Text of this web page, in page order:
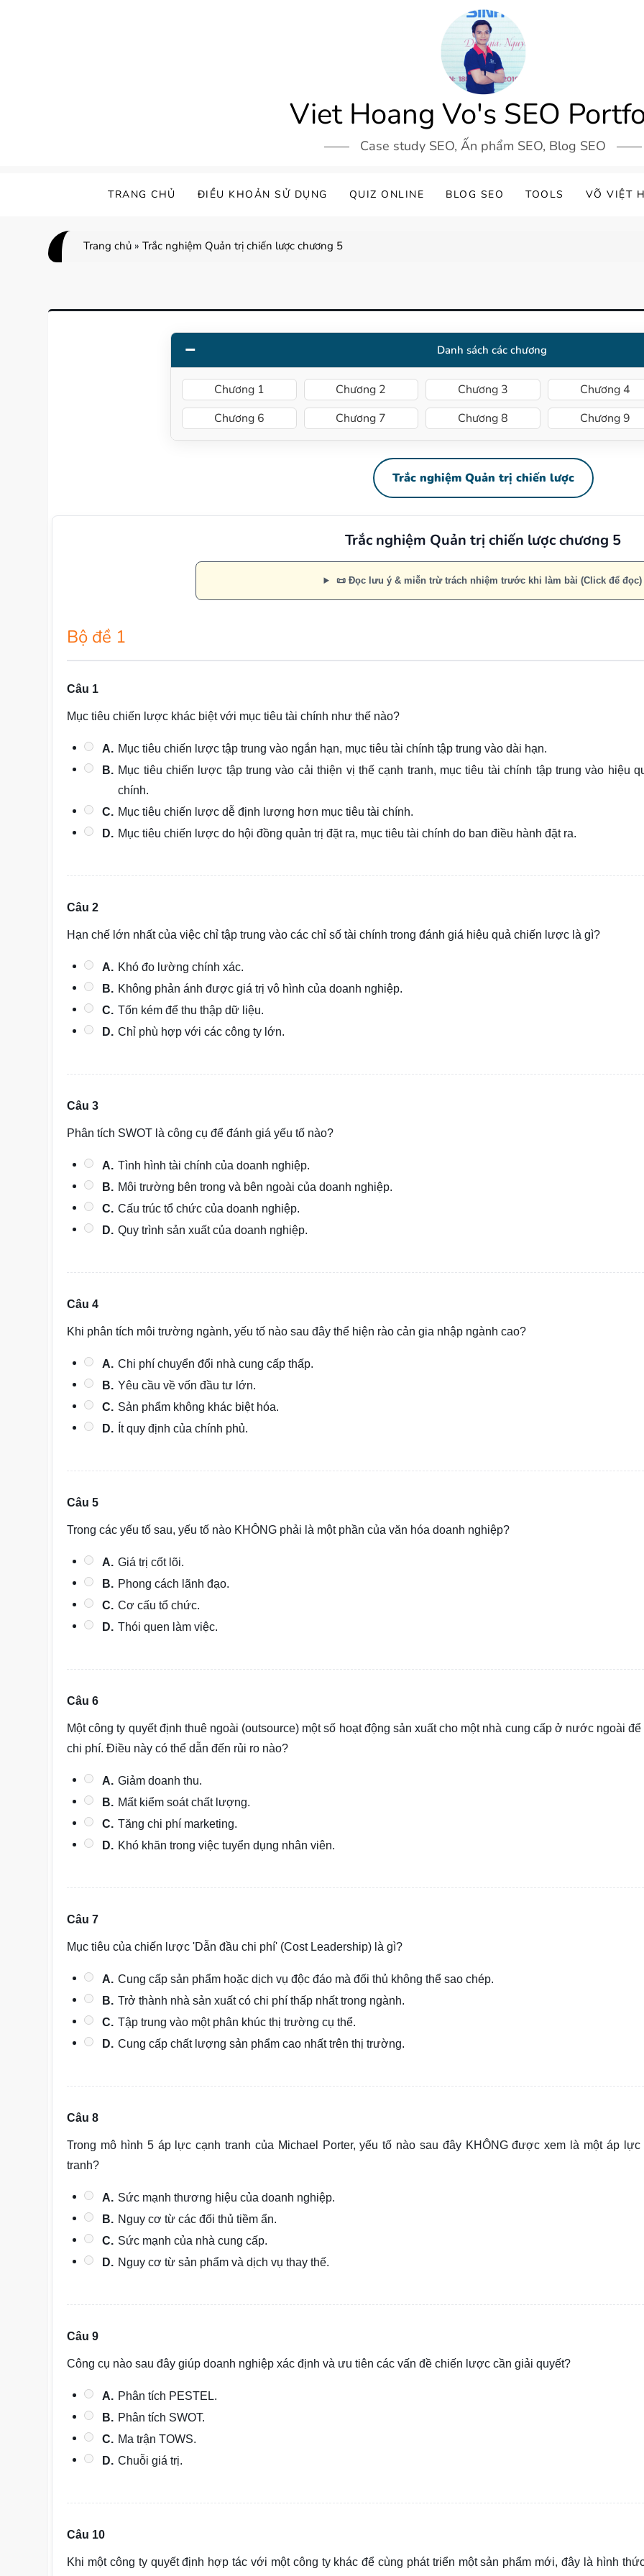
Viet Hoang Vo's SEO
Case study SEO, Ấn phẩm SEO, Blog SEO
TRANG CHỦ ĐIỀU KHOẢN SỬ DỤNG QUIZ ONLINE BLOG SEO TOOLS VÕ VIỆT
Trang chủ »Trắc nghiệm Quản trị chiến lược chương 5
Danh sách các chương
Chương 1 Chương 2 Chương 3
Chương 4
Chương 6
Chương 7 Chương 8 Chương 9
Trắc nghiệm Quản trị chiến lược
Trắc nghiệm Quản trị chiến lược chương 5
📜 Đọc lưu ý & miễn trừ trách nhiệm trước khi làm bài (Click để đọc)
Bộ đề 1
Câu 1
Mục tiêu chiến lược khác biệt với mục tiêu tài chính như thế nào?
A. Mục tiêu chiến lược tập trung vào ngắn hạn, mục tiêu tài chính tập trung vào dài hạn.
B. Mục tiêu chiến lược tập trung vào cải thiện vị thế cạnh tranh, mục tiêu tài chính tập trung vào hiệu
chính.
C. Mục tiêu chiến lược dễ định lượng hơn mục tiêu tài chính.
D. Mục tiêu chiến lược do hội đồng quản trị đặt ra, mục tiêu tài chính do ban điều hành đặt ra.
Câu 2
Hạn chế lớn nhất của việc chỉ tập trung vào các chỉ số tài chính trong đánh giá hiệu quả chiến lược là gì?
A. Khó đo lường chính xác.
B. Không phản ánh được giá trị vô hình của doanh nghiệp.
C. Tốn kém để thu thập dữ liệu.
D. Chỉ phù hợp với các công ty lớn.
Câu 3
Phân tích SWOT là công cụ để đánh giá yếu tố nào?
A. Tình hình tài chính của doanh nghiệp.
B. Môi trường bên trong và bên ngoài của doanh nghiệp.
C. Cấu trúc tổ chức của doanh nghiệp.
D. Quy trình sản xuất của doanh nghiệp.
Câu 4
Khi phân tích môi trường ngành, yếu tố nào sau đây thể hiện rào cản gia nhập ngành cao?
A. Chi phí chuyển đổi nhà cung cấp thấp.
B. Yêu cầu về vốn đầu tư lớn.
C. Sản phẩm không khác biệt hóa.
D. Ít quy định của chính phủ.
Câu 5
Trong các yếu tố sau, yếu tố nào KHÔNG phải là một phần của văn hóa doanh nghiệp?
A. Giá trị cốt lõi.
B. Phong cách lãnh đạo.
C. Cơ cấu tổ chức.
D. Thói quen làm việc.
Câu 6
Một công ty quyết định thuê ngoài (outsource) một số hoạt động sản xuất cho một nhà cung cấp ở nước ngoài để
chi phí. Điều này có thể dẫn đến rủi ro nào?
A. Giảm doanh thu.
B. Mất kiểm soát chất lượng.
C. Tăng chi phí marketing.
D. Khó khăn trong việc tuyển dụng nhân viên.
Câu 7
Mục tiêu của chiến lược 'Dẫn đầu chi phí' (Cost Leadership) là gì?
A. Cung cấp sản phẩm hoặc dịch vụ độc đáo mà đối thủ không thể sao chép.
B. Trở thành nhà sản xuất có chi phí thấp nhất trong ngành.
C. Tập trung vào một phân khúc thị trường cụ thể.
D. Cung cấp chất lượng sản phẩm cao nhất trên thị trường.
Câu 8
Trong mô hình 5 áp lực cạnh tranh của Michael Porter, yếu tố nào sau đây KHÔNG được xem là một áp lực
tranh?
A. Sức mạnh thương hiệu của doanh nghiệp.
B. Nguy cơ từ các đối thủ tiềm ẩn.
C. Sức mạnh của nhà cung cấp.
D. Nguy cơ từ sản phẩm và dịch vụ thay thế.
Câu 9
Công cụ nào sau đây giúp doanh nghiệp xác định và ưu tiên các vấn đề chiến lược cần giải quyết?
A. Phân tích PESTEL.
B. Phân tích SWOT.
C. Ma trận TOWS.
D. Chuỗi giá trị.
Câu 10
Khi một công ty quyết định hợp tác với một công ty khác để cùng phát triển một sản phẩm mới, đây là hình